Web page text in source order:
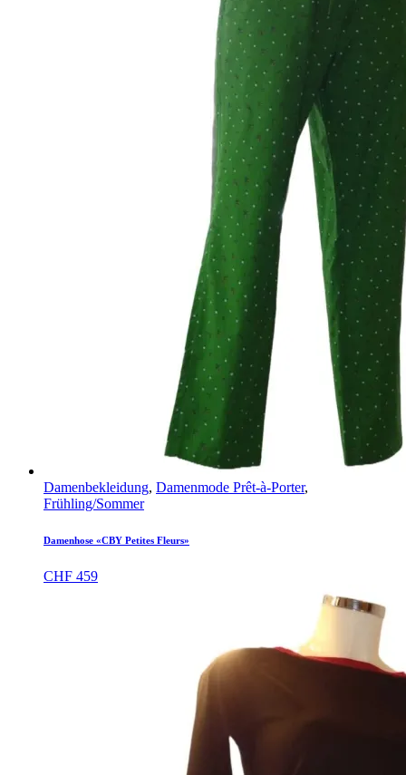
Damenbekleidung, Damenmode Prêt-à-Porter,
Frühling/Sommer
Damenhose «CBY Petites Fleurs»
CHF 459